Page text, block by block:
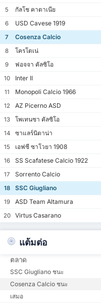
5
กัลโช คาตาเนีย
6
USD Cavese 1919
7
Cosenza Calcio
8
โครโตเน่
9
ฟอจจา คัลซิโอ
10
Inter II
11
Monopoli Calcio 1966
12
AZ Picerno ASD
13
โพเทนซา คัลซิโอ
14
ซาแลร์นิตาน่า
15
เอฟซี ซาโวยา 1908
16
SS Scafatese Calcio 1922
17
Sorrento Calcio
18
SSC Giugliano
19
ASD Team Altamura
20
Virtus Casarano
แต้มต่อ
ตลาด
SSC Giugliano ชนะ
Cosenza Calcio ชนะ
เสมอ